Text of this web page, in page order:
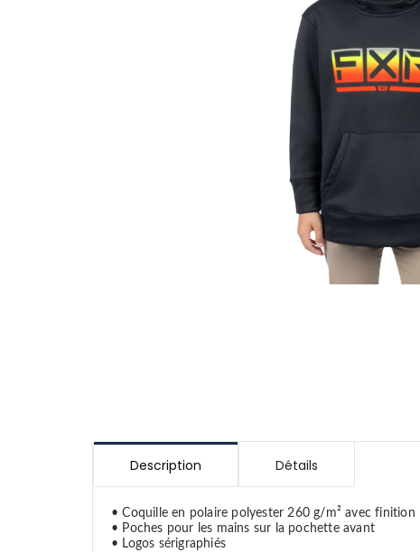
Description Détails
• Coquille en polaire polyester 260 g/m² avec finition
• Poches pour les mains sur la pochette avant
• Logos sérigraphiés